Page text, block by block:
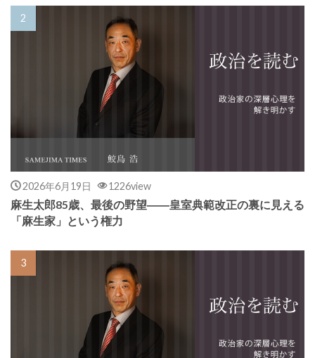
2026年6月19日 1226view
麻生太郎85歳、最後の野望――皇室典範改正の裏に見える
「麻生家」という権力